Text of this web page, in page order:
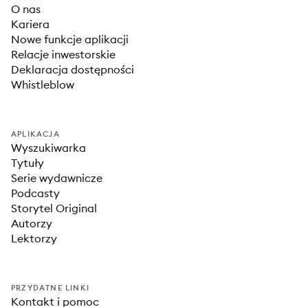
O nas
Kariera
Nowe funkcje aplikacji
Relacje inwestorskie
Deklaracja dostępności
Whistleblow
APLIKACJA
Wyszukiwarka
Tytuły
Serie wydawnicze
Podcasty
Storytel Original
Autorzy
Lektorzy
PRZYDATNE LINKI
Kontakt i pomoc